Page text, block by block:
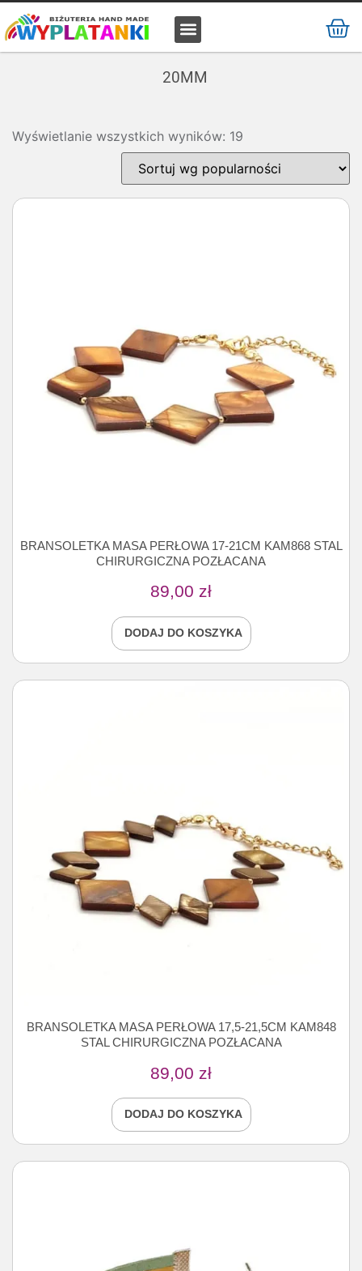
20MM
Wyświetlanie wszystkich wyników: 19
BRANSOLETKA MASA PERŁOWA 17-21CM KAM868 STAL
CHIRURGICZNA POZŁACANA
89,00 zł
DODAJ DO KOSZYKA
BRANSOLETKA MASA PERŁOWA 17,5-21,5CM KAM848
STAL CHIRURGICZNA POZŁACANA
89,00 zł
DODAJ DO KOSZYKA